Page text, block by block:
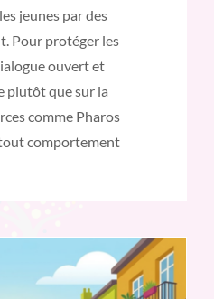
jeunes par des
Pour protéger les
ouvert et
plutôt que sur la
comme Pharos
comportement